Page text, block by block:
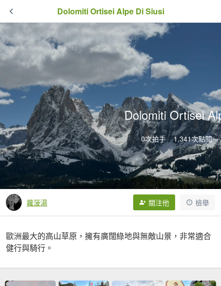
Dolomiti Ortisei Alpe Di Siusi
Dolomiti Ortisei
0次拍手 1,341次點閱
蘿菠湯 關注他 檢舉
歐洲最大的高山草原，擁有廣闊綠地與無敵山景，非常適合
健行與騎行。